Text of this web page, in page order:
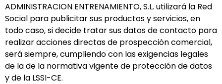
ADMINISTRACION ENTRENAMIENTO, S.L. utilizará la Red
Social para publicitar sus productos y servicios, en
todo caso, si decide tratar sus datos de contacto para
realizar acciones directas de prospección comercial,
será siempre, cumpliendo con las exigencias legales
de la de la normativa vigente de protección de datos
y de la LSSI-CE.